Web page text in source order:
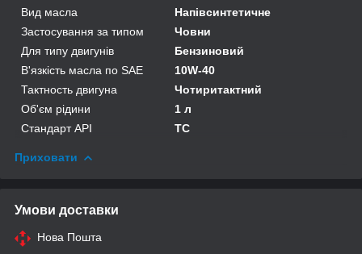
Вид масла
Напівсинтетичне
Застосування за типом
Човни
Для типу двигунів
Бензиновий
В'язкість масла по SAE
10W-40
Тактность двигуна
Чотиритактний
Об'єм рідини
1 л
Стандарт API
TC
Приховати
Умови доставки
Нова Пошта